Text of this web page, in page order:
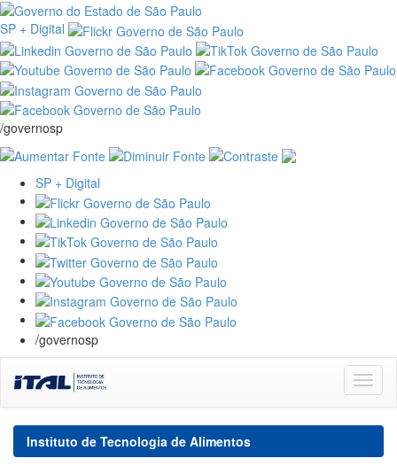
SP + Digital
/governosp
SP + Digital
/governosp
navigation
Instituto de Tecnologia de Alimentos